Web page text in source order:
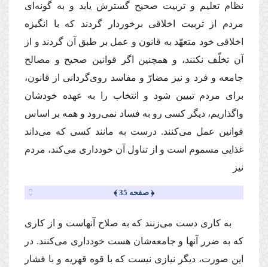
نظام تعلیم و تربیت صحیح گسترش یابد و به گونه‌اى
مردم از تربیت اخلاقى برخوردار گردند كه با انگیزه
اخلاقى خود متعهّد به قانون و عمل بر طبق آن گردند و از
آن تخلّف نكنند، و همچنین اگر قوانین صحیح و مصالح
جامعه و فرد و نیز مضارّ و مفاسد روى‌گردانى از قانون،
براى مردم تبیین شود و انتخاب را به عهده خودشان
واگذاریم، دیگر كسى رو به فساد نمى‌رود و همه بر اساس
قوانین عمل مى‌كنند. درست به مانند كسى كه مى‌داند
غذایى مسموم است و از تناول آن خوددارى مى‌كند، مردم
نیز
﴿ صفحه 35 ﴾
به كارى دست مى‌زنند كه به صلاح آنهاست و از كارى
كه به ضرر آنها و جامعه‌شان هست خوددارى مى‌كنند. در
این صورت، دیگر نیازى نیست كه با قوه قهریه و با فشار